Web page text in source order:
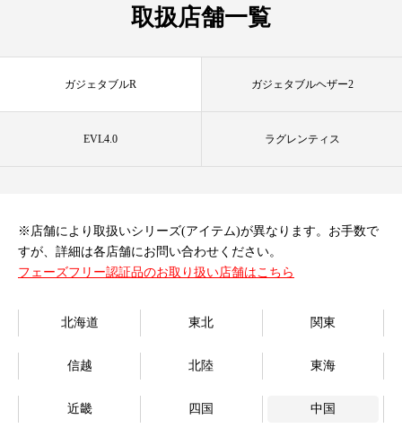
店舗情報 新着情報
取扱店舗一覧
ガジェタブルR ガジェタブルヘザー2
EVL4.0 ラグレンティス
※店舗により取扱いシリーズ(アイテム)が異なります。お手数で
すが、詳細は各店舗にお問い合わせください。
フェーズフリー認証品のお取り扱い店舗はこちら
北海道 東北 関東
信越 北陸 東海
近畿 四国 中国